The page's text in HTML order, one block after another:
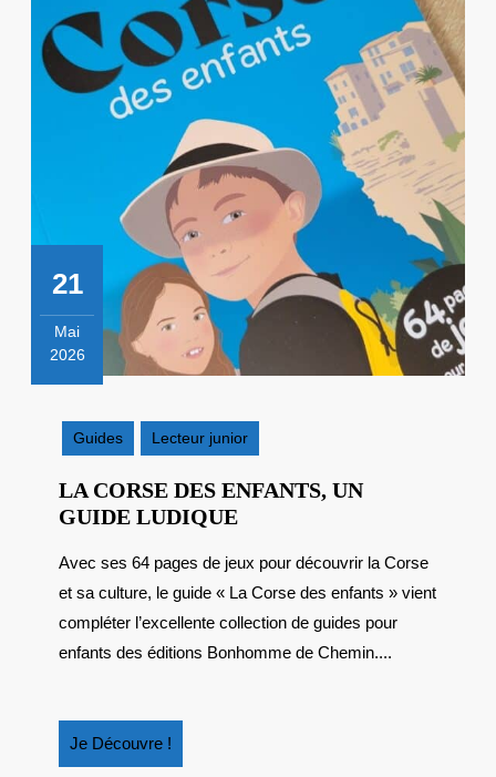
21
Mai
2026
2026
Guides
Lecteur junior
LA CORSE DES ENFANTS, UN
GUIDE LUDIQUELA
DES
ENFANTS,
UN
GUIDE
Avec ses 64 pages de jeux pour découvrir la Corse
et sa culture, le guide « La Corse des enfants » vient
compléter l’excellente collection de guides pour
enfants des éditions Bonhomme de Chemin....
Je Découvre !
Découvre